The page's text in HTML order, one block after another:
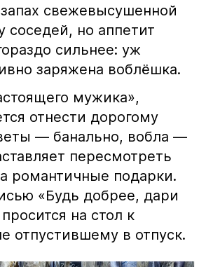
свежевысушенной
соседей, но аппетит
сильнее: уж
заряжена воблёшка.
мужика»,
отнести дорогому
— банально, вобла —
пересмотреть
романтичные подарки.
«Будь добрее, дари
на стол к
отпустившему в отпуск.